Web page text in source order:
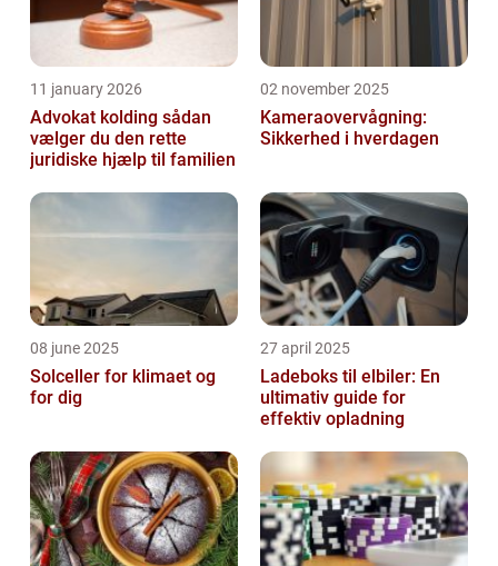
11 january 2026
Advokat kolding sådan
vælger du den rette
juridiske hjælp til familien
02 november 2025
Kameraovervågning:
Sikkerhed i hverdagen
08 june 2025
Solceller for klimaet og
for dig
27 april 2025
Ladeboks til elbiler: En
ultimativ guide for
effektiv opladning